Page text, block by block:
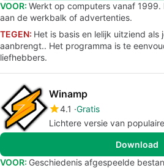
VOOR: Werkt op computers vanaf 1999.
aan de werkbalk of advertenties.
TEGEN: Het is basis en lelijk uitziend als
aanbrengt.. Het programma is te
liefhebbers.
Winamp
4.1 Gratis
Lichtere versie van
Download
VOOR: Geschiedenis afgespeelde